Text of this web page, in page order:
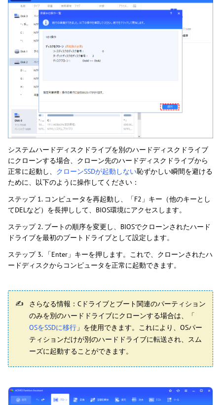
システムハードディスクドライブを別のハードディスクドライブ
にクローンする場合、クローン先のハードディスクドライブから
正常に起動し、 クローンSSDが起動しない恥ずかしい瞬間を避ける
ために、以下のように操作してください：
ステップ 1. コンピュータを再起動し、「F2」キー（他のキーとし
てDELなど）を長押しして、BIOS環境にアクセスします。
ステップ 2. ブートの順序を変更し、BIOSでクローンされたハード
ドライブを最初のブートドライブとして設定します。
ステップ 3. 「Enter」キーを押します。これで、クローンされたハ
ードディスクからコンピュータを正常に起動できます。
さらなる情報：Cドライブとブート関連のパーティション
のみを別のハードドライブにクローンする場合は、「
OSをSSDに移行 」を使用できます。これにより、OSパー
ティションだけが別のハードドライブに転送され、スム
ーズに起動することができます。